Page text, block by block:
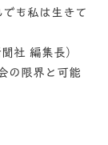
も私は⽣きて
社 編集⻑）
の限界と可能